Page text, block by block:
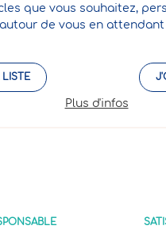
que vous souhaitez,
de vous en attendant
LISTE
Plus d'infos